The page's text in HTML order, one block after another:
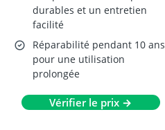
durables et un entretien
facilité
Réparabilité pendant 10 ans
pour une utilisation
prolongée
Vérifier le prix →